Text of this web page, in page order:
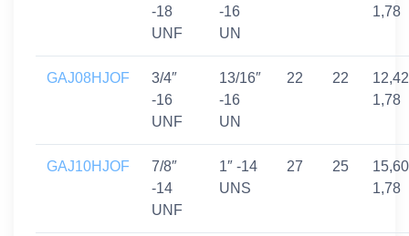
-18
UNF
-16
UN
1,78
GAJ08HJOF
3/4″
-16
UNF
13/16″
-16
UN
22 22
1,78
GAJ10HJOF
7/8″
-14
UNF
1″ -14
UNS
27 25
1,78